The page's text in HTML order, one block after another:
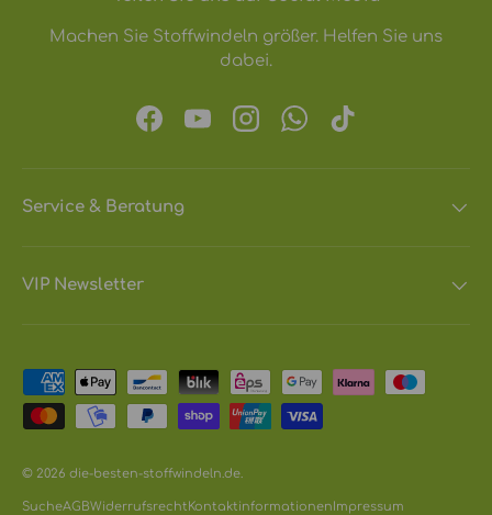
Machen Sie Stoffwindeln größer. Helfen Sie uns
dabei.
FacebookYouTubeInstagramWhatsApp
TikTok
Service & Beratung
VIP Newsletter
Zahlungsmethoden
© 2026 die-besten-stoffwindeln.de.
SucheAGBWiderrufsrechtKontaktinformationenImpressum